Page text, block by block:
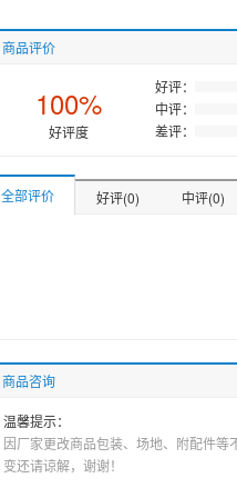
商品评价
100%
好评度
好评：
中评：
差评：
全部评价 好评(0) 中评(0)
商品咨询
温馨提示：
因厂家更改商品包装、场地、附配件
变还请谅解，谢谢！